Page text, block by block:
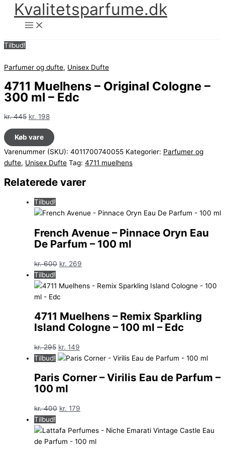
Kvalitetsparfume.dk
Tilbud!
Parfumer og dufte, Unisex Dufte
4711 Muelhens – Original Cologne –
300 ml – Edc
kr.445 Den
oprindelige
pris
var:
kr. 445.
kr. 198Den
pris
er:
kr. 198.
Køb vare
Varenummer (SKU): 4011700740055 Kategorier: Parfumer og
dufte, Unisex Dufte Tag: 4711 muelhens
Relaterede varer
Tilbud!
French Avenue – Pinnace Oryn Eau
De Parfum – 100 ml
kr.600 Den
pris
var:
kr. 269
pris
Tilbud!
4711 Muelhens – Remix Sparkling
Island Cologne – 100 ml – Edc
kr.295 Den
oprindelige
var:
kr. 295.
kr. 149
aktuelle
er:
Tilbud!
Paris Corner – Virilis Eau de Parfum –
100 ml
kr.400 Den
pris
var:
kr. 179
pris
er:
Tilbud!